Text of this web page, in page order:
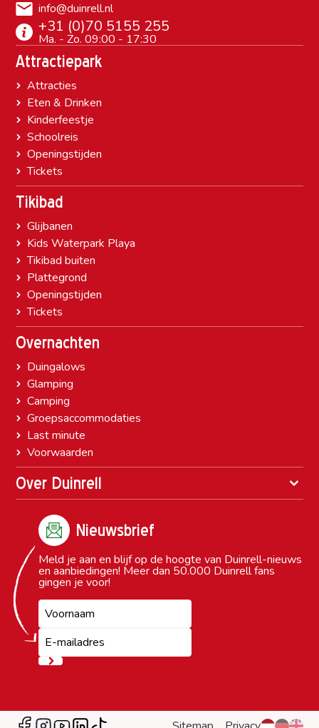
info@duinrell.nl
+31 (0)70 5155 255
Ma. - Zo. 09:00 - 17:30
Attractiepark
Attracties
Eten & Drinken
Kinderfeestje
Schoolreis
Openingstijden
Tickets
Tikibad
Glijbanen
Kids Waterpark Playa
Tikibad buiten
Plattegrond
Openingstijden
Tickets
Overnachten
Duingalows
Glamping
Camping
Groepsaccommodaties
Last minute
Voorwaarden
Over Duinrell
Nieuwsbrief
Meld je aan en blijf op de hoogte van Duinrell-nieuws
en aanbiedingen! Meer dan 50.000 Duinrell fans
gingen je voor!